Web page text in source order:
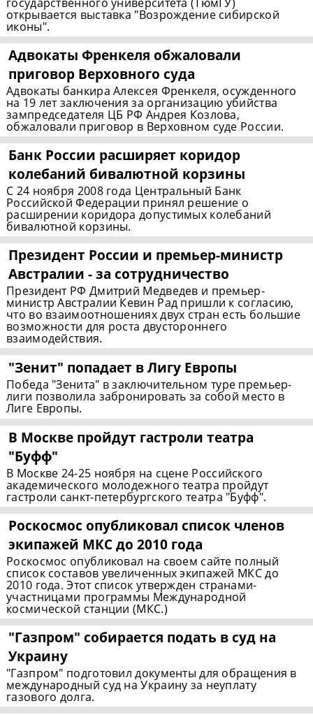
открывается выставка "Возрождение сибирской
иконы".
Адвокаты Френкеля обжаловали
приговор Верховного суда
Адвокаты банкира Алексея Френкеля, осужденного
на 19 лет заключения за организацию убийства
зампредседателя ЦБ РФ Андрея Козлова,
обжаловали приговор в Верховном суде России.
Банк России расширяет коридор
колебаний бивалютной корзины
С 24 ноября 2008 года Центральный Банк
Российской Федерации принял решение о
расширении коридора допустимых колебаний
бивалютной корзины.
Президент России и премьер-министр
Австралии - за сотрудничество
Президент РФ Дмитрий Медведев и премьер-
министр Австралии Кевин Рад пришли к согласию,
что во взаимоотношениях двух стран есть большие
возможности для роста двустороннего
взаимодействия.
"Зенит" попадает в Лигу Европы
Победа "Зенита" в заключительном туре премьер-
лиги позволила забронировать за собой место в
Лиге Европы.
В Москве пройдут гастроли театра
"Буфф"
В Москве 24-25 ноября на сцене Российского
академического молодежного театра пройдут
гастроли санкт-петербургского театра "Буфф".
Роскосмос опубликовал список членов
экипажей МКС до 2010 года
Роскосмос опубликовал на своем сайте полный
список составов увеличенных экипажей МКС до
2010 года. Этот список утвержден странами-
участницами программы Международной
космической станции (МКС.)
"Газпром" собирается подать в суд на
Украину
"Газпром" подготовил документы для обращения в
международный суд на Украину за неуплату
газового долга.